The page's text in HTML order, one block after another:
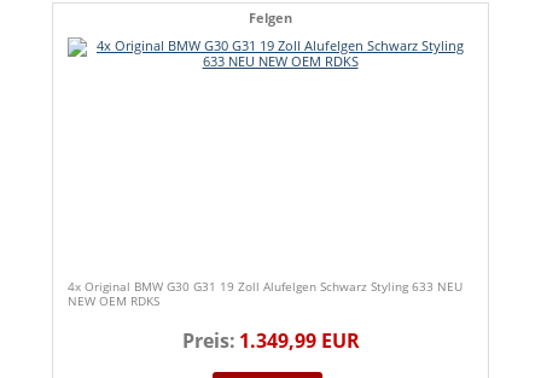
Felgen
4x Original BMW G30 G31 19 Zoll Alufelgen Schwarz Styling 633 NEU
NEW OEM RDKS
Preis: 1.349,99 EUR